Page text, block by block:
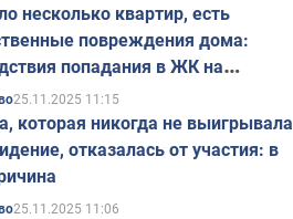
несколько квартир, есть
повреждения дома:
попадания в ЖК на
в Киеве. Фото
25.11.2025 11:15
которая никогда не выигрывала
отказалась от участия: в
25.11.2025 11:06